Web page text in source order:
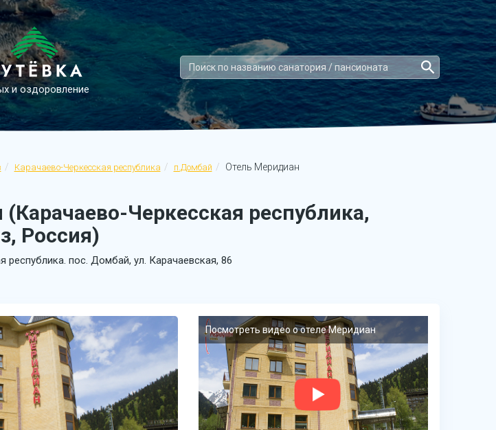
и оздоровление
Карачаево-Черкесская республика п.Домбай Отель Меридиан
Черкесская республика,
Россия)
республика. пос. Домбай, ул. Карачаевская, 86
Посмотреть видео о отеле Меридиан